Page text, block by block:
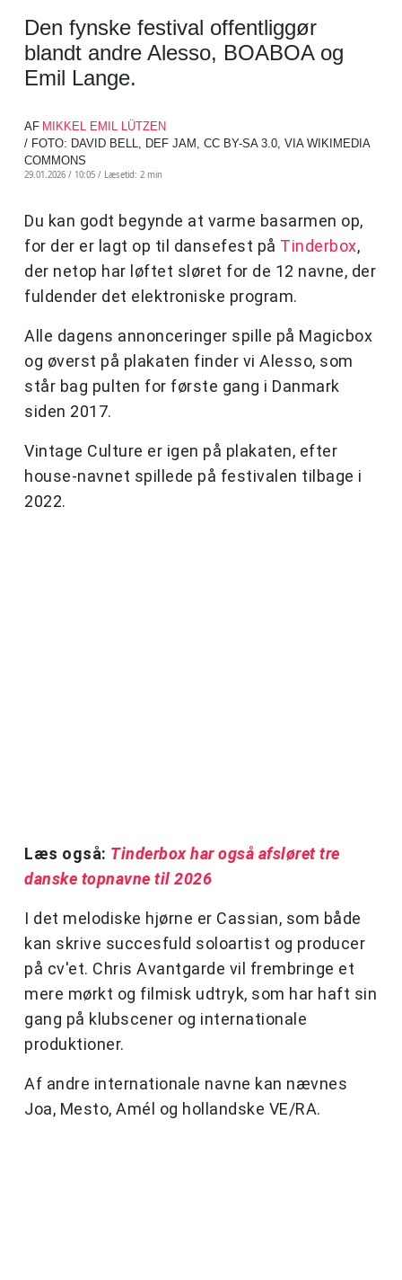
Den fynske festival offentliggør
blandt andre Alesso, BOABOA og
Emil Lange.
AF MIKKEL EMIL LÜTZEN
/ FOTO: DAVID BELL, DEF JAM, CC BY-SA 3.0, VIA WIKIMEDIA
COMMONS
29.01.2026 / 10:05 / Læsetid: 2 min
Du kan godt begynde at varme basarmen op,
for der er lagt op til dansefest på Tinderbox,
der netop har løftet sløret for de 12 navne, der
fuldender det elektroniske program.
Alle dagens annonceringer spille på Magicbox
og øverst på plakaten finder vi Alesso, som
står bag pulten for første gang i Danmark
siden 2017.
Vintage Culture er igen på plakaten, efter
house-navnet spillede på festivalen tilbage i
2022.
Læs også: Tinderbox har også afsløret tre
danske topnavne til 2026
I det melodiske hjørne er Cassian, som både
kan skrive succesfuld soloartist og producer
på cv'et. Chris Avantgarde vil frembringe et
mere mørkt og filmisk udtryk, som har haft sin
gang på klubscener og internationale
produktioner.
Af andre internationale navne kan nævnes
Joa, Mesto, Amél og hollandske VE/RA.